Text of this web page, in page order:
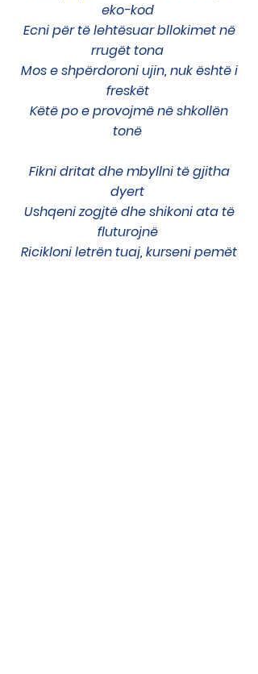
eko-kod
Ecni për të lehtësuar bllokimet në
rrugët tona
Mos e shpërdoroni ujin, nuk është i
freskët
Këtë po e provojmë në shkollën
tonë
Fikni dritat dhe mbyllni të gjitha
dyert
Ushqeni zogjtë dhe shikoni ata të
fluturojnë
Ricikloni letrën tuaj, kurseni pemët